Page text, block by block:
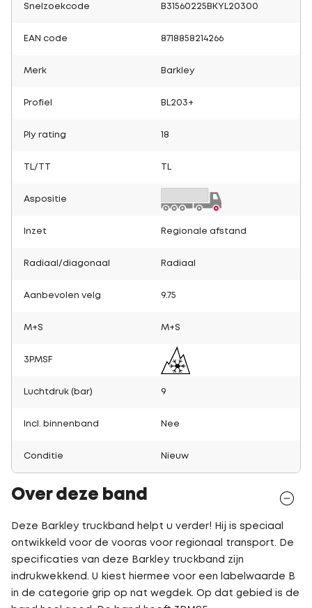
Snelzoekcode B31560225BKYL20300
EAN code 8718858214266
Merk Barkley
Profiel BL203+
Ply rating 18
TL/TT
Aspositie
Inzet Regionale afstand
Radiaal/diagonaal Radiaal
Aanbevolen velg 9.75
M+S M+S
3PMSF
Luchtdruk (bar) 9
Incl. binnenband Nee
Conditie Nieuw
Over deze band
Deze Barkley truckband helpt u verder! Hij is speciaal
ontwikkeld voor de vooras voor regionaal transport. De
specificaties van deze Barkley truckband zijn
indrukwekkend. U kiest hiermee voor een labelwaarde B
in de categorie grip op nat wegdek. Op dat gebied is de